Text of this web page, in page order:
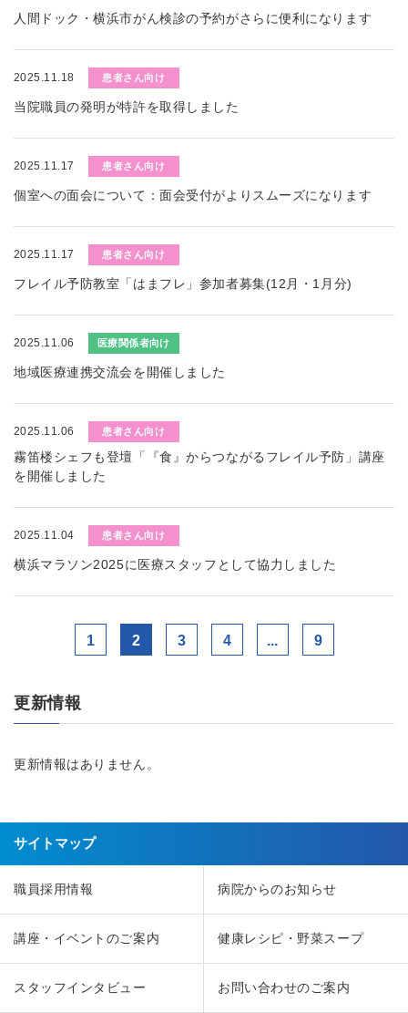
人間ドック・横浜市がん検診の予約がさらに便利になります
2025.11.18 患者さん向け
当院職員の発明が特許を取得しました
2025.11.17 患者さん向け
個室への面会について：面会受付がよりスムーズになります
2025.11.17 患者さん向け
フレイル予防教室「はまフレ」参加者募集(12月・1月分)
2025.11.06 医療関係者向け
地域医療連携交流会を開催しました
2025.11.06 患者さん向け
霧笛楼シェフも登壇「『食』からつながるフレイル予防」講座
を開催しました
2025.11.04 患者さん向け
横浜マラソン2025に医療スタッフとして協力しました
1 2 3 4 ... 9
更新情報
更新情報はありません。
サイトマップ
職員採用情報 病院からのお知らせ
講座・イベントのご案内 健康レシピ・野菜スープ
スタッフインタビュー お問い合わせのご案内